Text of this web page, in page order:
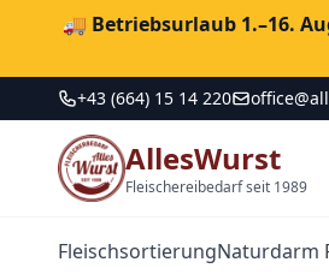
🚚 Betriebsurlaub 1.–16.
+43 (664) 15 14 220
AllesWurst
Fleischereibedarf seit 1989
FleischsortierungNaturdarm